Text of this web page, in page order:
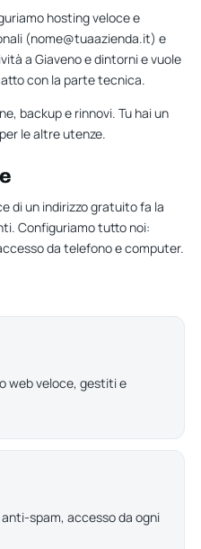
hosting veloce e
(nome@tuaazienda.it) e
a Giaveno e dintorni e vuole
con la parte tecnica.
backup e rinnovi. Tu hai un
le altre utenze.
di un indirizzo gratuito fa la
Configuriamo tutto noi:
da telefono e computer.
web veloce, gestiti e
spam, accesso da ogni